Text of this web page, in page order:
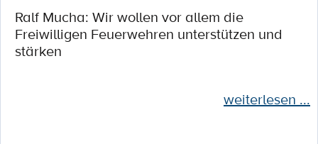
Ralf Mucha: Wir wollen vor allem die
Freiwilligen Feuerwehren unterstützen und
stärken
weiterlesen ...